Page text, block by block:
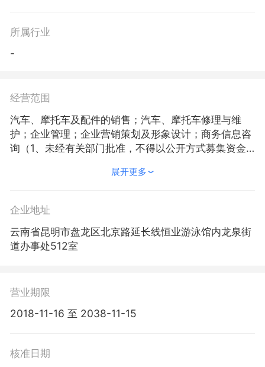
所属行业
-
经营范围
汽车、摩托车及配件的销售；汽车、摩托车修理与维
护；企业管理；企业营销策划及形象设计；商务信息咨
询（1、未经有关部门批准，不得以公开方式募集资金
不得发放贷款4、不得对所投资企业以外的其他企业提
诺最低收益）；组织文化艺术交流活动；承办会议及商
相关部门批准后方可开展经营活动）
展开更多
企业地址
云南省昆明市盘龙区北京路延长线恒业游泳馆内龙泉街
道办事处512室
营业期限
2018-11-16 至 2038-11-15
核准日期